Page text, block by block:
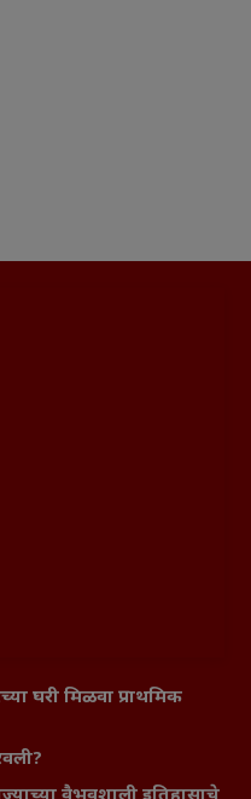
घरी मिळवा प्राथमिक